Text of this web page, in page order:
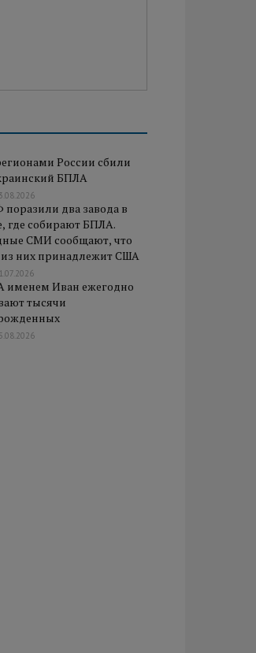
России сбили
БПЛА
два завода в
где собирают БПЛА.
СМИ сообщают, что
них принадлежит США
именем Иван ежегодно
тысячи